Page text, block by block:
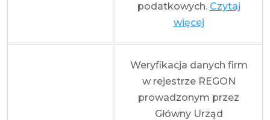
podatkowych. Czytaj
więcej
Weryfikacja danych firm
w rejestrze REGON
prowadzonym przez
Główny Urząd